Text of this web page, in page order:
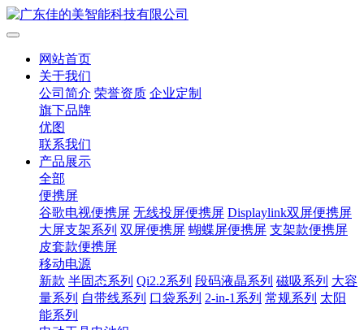
网站首页
关于我们
公司简介 荣誉资质 企业定制
旗下品牌
优图
联系我们
产品展示
全部
便携屏
谷歌电视便携屏 无线投屏便携屏 Displaylink双屏便携屏
大屏支架系列 双屏便携屏 蝴蝶屏便携屏 支架款便携屏
皮套款便携屏
移动电源
新款 半固态系列 Qi2.2系列 段码液晶系列 磁吸系列 大容
量系列 自带线系列 口袋系列 2-in-1系列 常规系列 太阳
能系列